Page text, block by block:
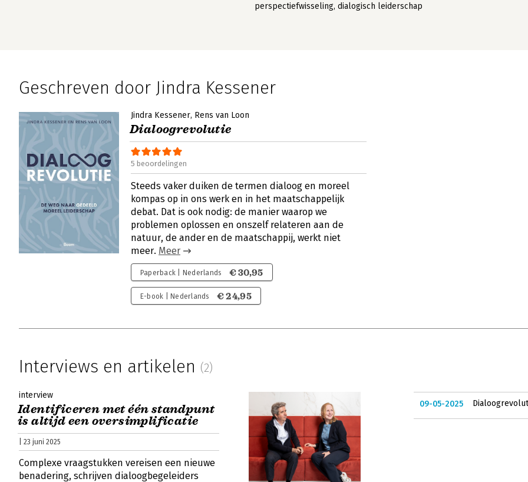
perspectiefwisseling, dialogisch leiderschap
Geschreven door Jindra Kessener
Jindra Kessener Rens van Loon
Dialoogrevolutie
5 beoordelingen
Steeds vaker duiken de termen dialoog en moreel
kompas op in ons werk en in het maatschappelijk
debat. Dat is ook nodig: de manier waarop we
problemen oplossen en onszelf relateren aan de
natuur, de ander en de maatschappij, werkt niet
meer. Meer
Paperback | Nederlands € 30,95
E-book | Nederlands € 24,95
Interviews en artikelen (2)
interview
Identificeren met één standpunt
is altijd een oversimplificatie
| 23 juni 2025
Complexe vraagstukken vereisen een nieuwe
benadering, schrijven dialoogbegeleiders
09-05-2025